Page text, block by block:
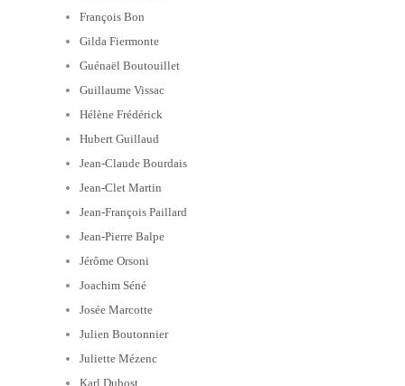
François Bon
Gilda Fiermonte
Guénaël Boutouillet
Guillaume Vissac
Hélène Frédérick
Hubert Guillaud
Jean-Claude Bourdais
Jean-Clet Martin
Jean-François Paillard
Jean-Pierre Balpe
Jérôme Orsoni
Joachim Séné
Josée Marcotte
Julien Boutonnier
Juliette Mézenc
Karl Dubost